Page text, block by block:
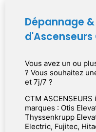
Dépannage
Vous avez un ou
? Vous souhaitez
et 7j/7 ?
CTM
marques : Otis
Thyssenkrupp
Electric, Fujitec,